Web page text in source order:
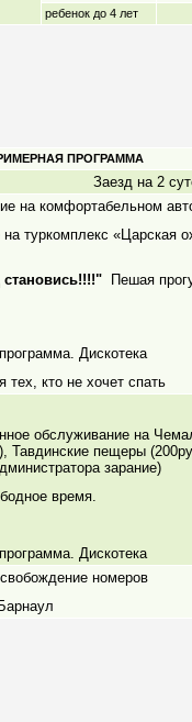
ребенок до 4 лет
ПРОГРАММА
Заезд на 2
на комфортабельном
туркомплекс «Царская
становись!!!!"
Пешая
Дискотека
тех, кто не хочет спать
обслуживание на
Тавдинские пещеры
зарание)
время.
Дискотека
номеров